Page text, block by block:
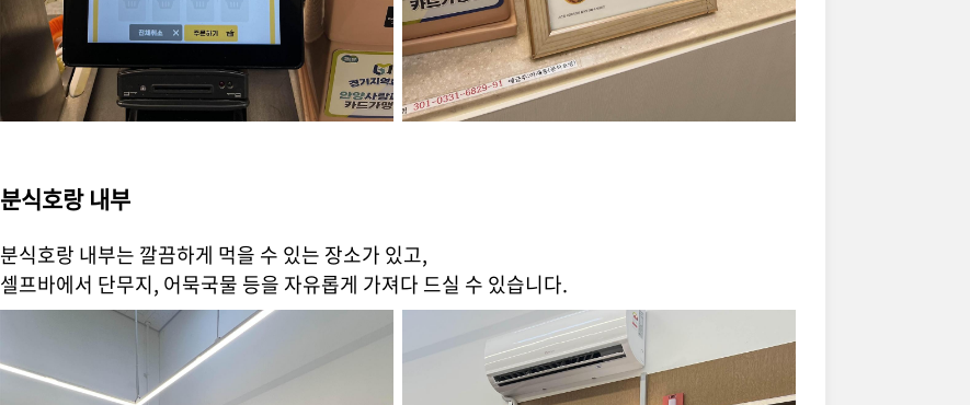
분식호랑 내부
분식호랑 내부는 깔끔하게 먹을 수 있는 장소가 있고,
셀프바에서 단무지, 어묵국물 등을 자유롭게 가져다 드실 수 있습니다.